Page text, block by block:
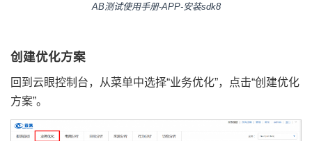
AB测试使用手册-APP-安装sdk8
创建优化方案
回到云眼控制台，从菜单中选择“业务优化”，点击“创建优化
方案”。